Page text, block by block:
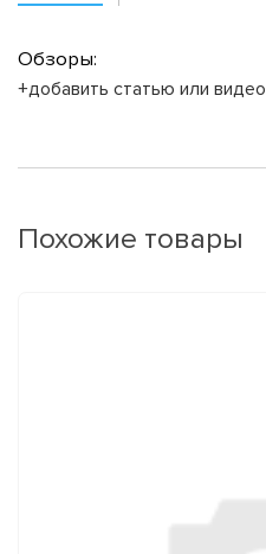
Обзоры:
+добавить статью или видео
Похожие товары